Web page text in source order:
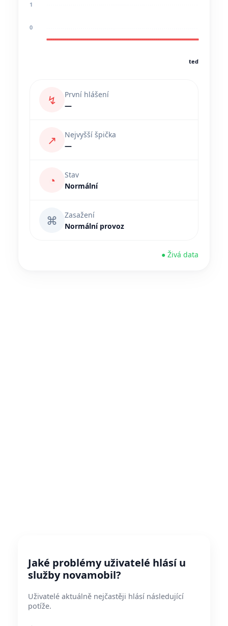
1
0
teď
↯
První hlášení
—
↗
Nejvyšší špička
—
◔
Stav
Normální
⌘
Zasažení
Normální provoz
● Živá data
Jaké problémy uživatelé hlásí u
služby novamobil?
Uživatelé aktuálně nejčastěji hlásí následující
potíže.